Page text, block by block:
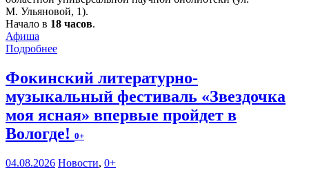
М. Ульяновой, 1).
Начало в 18 часов.
Афиша
Подробнее
Фокинский литературно-
музыкальный фестиваль «Звездочка
моя ясная» впервые пройдет в
Вологде! 0+
04.08.2026 Новости, 0+